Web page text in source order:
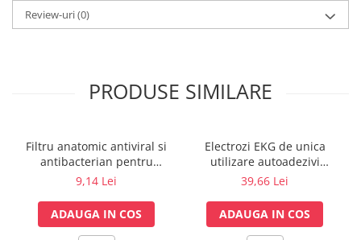
Geluri
Ochelari de protectie
Electrozi ECG / EKG
Sonde TOCO
Spirometrie
Review-uri(0)
PRODUSE SIMILARE
Filtru anatomic antiviral si
antibacterian pentru
spirometrie – int. Ø 27,5mm
9,14 Lei
ADAUGA IN COS
Electrozi EKG de unica
utilizare autoadezivi
36x40mm cu capsa, pachet
39,66 Lei
ADAUGA IN COS